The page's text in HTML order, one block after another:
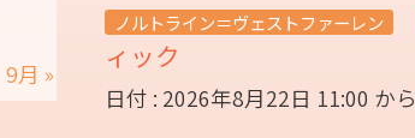
9月 »
ノルトライン＝ヴェストファーレン
ィック
日付 : 2026年8月22日 11:00 から